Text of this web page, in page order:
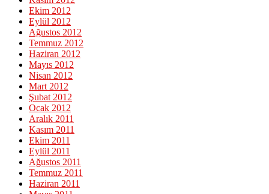
Ekim 2012
Eylül 2012
Ağustos 2012
Temmuz 2012
Haziran 2012
Mayıs 2012
Nisan 2012
Mart 2012
Şubat 2012
Ocak 2012
Aralık 2011
Kasım 2011
Ekim 2011
Eylül 2011
Ağustos 2011
Temmuz 2011
Haziran 2011